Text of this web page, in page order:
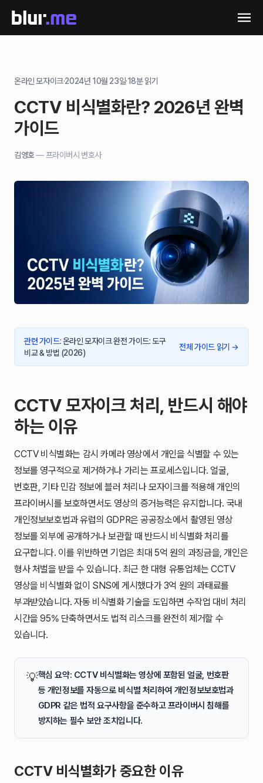
온라인 모자이크·2024년 10월 23일·18분 읽기
CCTV 비식별화란? 2026년 완벽
가이드
김영호— 프라이버시 변호사
관련 가이드: 온라인 모자이크 완전 가이드: 도구
비교 & 방법 (2026)
전체 가이드 읽기 →
CCTV 모자이크 처리, 반드시 해야
하는 이유
CCTV 비식별화는 감시 카메라 영상에서 개인을 식별할 수 있는
정보를 영구적으로 제거하거나 가리는 프로세스입니다. 얼굴,
번호판, 기타 민감 정보에 블러 처리나 모자이크를 적용해 개인의
프라이버시를 보호하면서도 영상의 증거능력은 유지합니다. 국내
개인정보보호법과 유럽의 GDPR은 공공장소에서 촬영된 영상
정보를 외부에 공개하거나 보관할 때 반드시 비식별화 처리를
요구합니다. 이를 위반하면 기업은 최대 5억 원의 과징금을, 개인은
형사 처벌을 받을 수 있습니다. 최근 한 대형 유통업체는 CCTV
영상을 비식별화 없이 SNS에 게시했다가 3억 원의 과태료를
부과받았습니다. 자동 비식별화 기술을 도입하면 수작업 대비 처리
시간을 95% 단축하면서도 법적 리스크를 완전히 제거할 수
있습니다.
💡핵심 요약: CCTV 비식별화는 영상에 포함된 얼굴, 번호판
등 개인정보를 자동으로 비식별 처리하여 개인정보보호법과
GDPR 같은 법적 요구사항을 준수하고 프라이버시 침해를
방지하는 필수 보안 조치입니다.
CCTV 비식별화가 중요한 이유